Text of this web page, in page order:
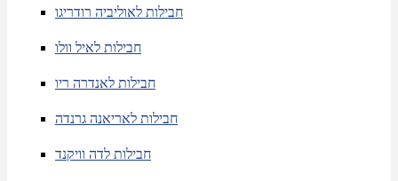
חבילות לאוליביה רודריגו
חבילות לאיל וולו
חבילות לאנדרה ריו
חבילות לאריאנה גרנדה
חבילות לדה וויקנד